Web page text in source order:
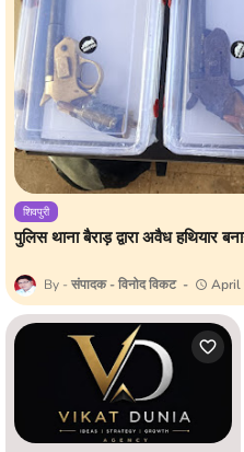
शिवपुरी
पुलिस थाना बैराड़ द्वारा अवैध हथियार
संपादक - विनोद विकट April